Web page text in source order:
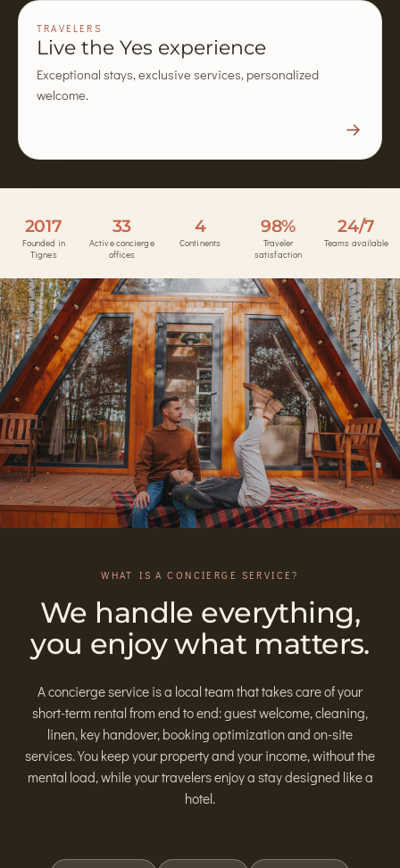
TRAVELERS
Live the Yes experience
Exceptional stays, exclusive services, personalized
welcome.
→
2017
Founded in
Tignes
33
Active concierge
offices
4
Continents
98%
Traveler
satisfaction
24/7
Teams available
WHAT IS A CONCIERGE SERVICE?
We handle everything,
you enjoy what matters.
A concierge service is a local team that takes care of your
short-term rental from end to end: guest welcome, cleaning,
linen, key handover, booking optimization and on-site
services. You keep your property and your income, without the
mental load, while your travelers enjoy a stay designed like a
hotel.